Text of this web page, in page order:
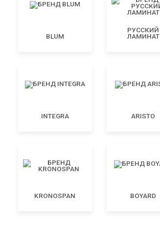
BLUM
РУССКИЙ
ЛАМИНАТ
INTEGRA ARISTO
KRONOSPAN BOYARD